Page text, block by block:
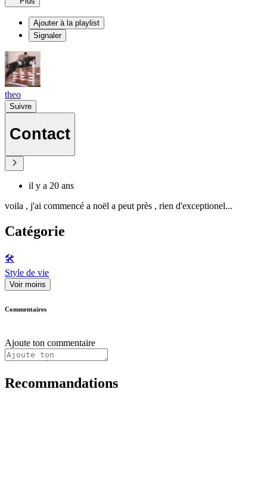
Ajouter à la playlist
Signaler
theo
Suivre
Contact
il y a 20 ans
voila , j'ai commencé a noël a peut près , rien d'exceptionel...
Catégorie
🛠️
Style de vie
Voir moins
Commentaires
Ajoute ton commentaire
Recommandations